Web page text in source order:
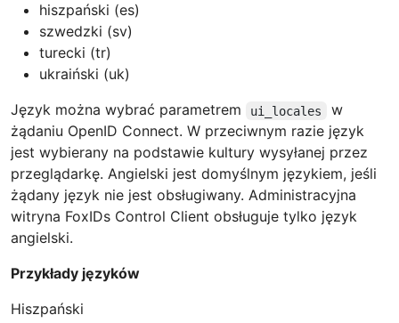
hiszpański (es)
szwedzki (sv)
turecki (tr)
ukraiński (uk)
Język można wybrać parametrem
ui_locales
w
żądaniu OpenID Connect. W przeciwnym razie język
jest wybierany na podstawie kultury wysyłanej przez
przeglądarkę. Angielski jest domyślnym językiem, jeśli
żądany język nie jest obsługiwany. Administracyjna
witryna FoxIDs Control Client obsługuje tylko język
angielski.
Przykłady języków
Hiszpański